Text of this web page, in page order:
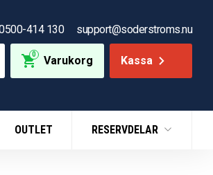
414 130 support@soderstroms.nu
0 Varukorg Kassa
OUTLET RESERVDELAR